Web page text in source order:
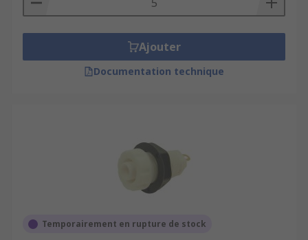
Ajouter
Documentation technique
Temporairement en rupture de stock